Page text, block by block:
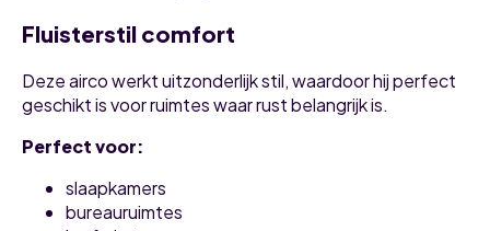
Fluisterstil comfort
Deze airco werkt uitzonderlijk stil, waardoor hij perfect
geschikt is voor ruimtes waar rust belangrijk is.
Perfect voor:
slaapkamers
bureauruimtes